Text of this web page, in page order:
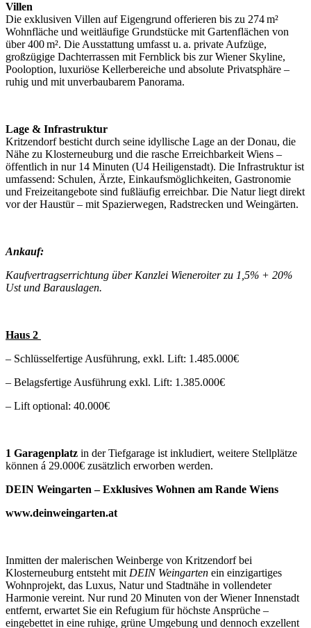
Villen
Die exklusiven Villen auf Eigengrund offerieren bis zu 274 m²
Wohnfläche und weitläufige Grundstücke mit Gartenflächen von
über 400 m². Die Ausstattung umfasst u. a. private Aufzüge,
großzügige Dachterrassen mit Fernblick bis zur Wiener Skyline,
Pooloption, luxuriöse Kellerbereiche und absolute Privatsphäre –
ruhig und mit unverbaubarem Panorama.
Lage & Infrastruktur
Kritzendorf besticht durch seine idyllische Lage an der Donau, die
Nähe zu Klosterneuburg und die rasche Erreichbarkeit Wiens –
öffentlich in nur 14 Minuten (U4 Heiligenstadt). Die Infrastruktur ist
umfassend: Schulen, Ärzte, Einkaufsmöglichkeiten, Gastronomie
und Freizeitangebote sind fußläufig erreichbar. Die Natur liegt direkt
vor der Haustür – mit Spazierwegen, Radstrecken und Weingärten.
Ankauf:
Kaufvertragserrichtung über Kanzlei Wieneroiter zu 1,5% + 20%
Ust und Barauslagen.
Haus 2
– Schlüsselfertige Ausführung, exkl. Lift: 1.485.000€
– Belagsfertige Ausführung exkl. Lift: 1.385.000€
– Lift optional: 40.000€
1 Garagenplatz in der Tiefgarage ist inkludiert, weitere Stellplätze
können á 29.000€ zusätzlich erworben werden.
DEIN Weingarten – Exklusives Wohnen am Rande Wiens
www.deinweingarten.at
Inmitten der malerischen Weinberge von Kritzendorf bei
Klosterneuburg entsteht mit DEIN Weingarten ein einzigartiges
Wohnprojekt, das Luxus, Natur und Stadtnähe in vollendeter
Harmonie vereint. Nur rund 20 Minuten von der Wiener Innenstadt
entfernt, erwartet Sie ein Refugium für höchste Ansprüche –
eingebettet in eine ruhige, grüne Umgebung und dennoch exzellent